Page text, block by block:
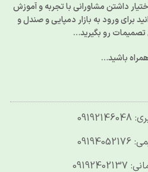
داشتن مشاورانی با تجربه و آموزش
برای ورود به بازار دمپایی و صندل و
تصمیمات رو بگیرید…
همراه باشید…